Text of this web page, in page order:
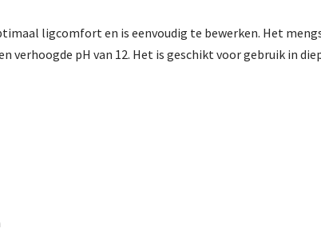
ligcomfort en is eenvoudig te bewerken. Het
verhoogde pH van 12. Het is geschikt voor gebruik in